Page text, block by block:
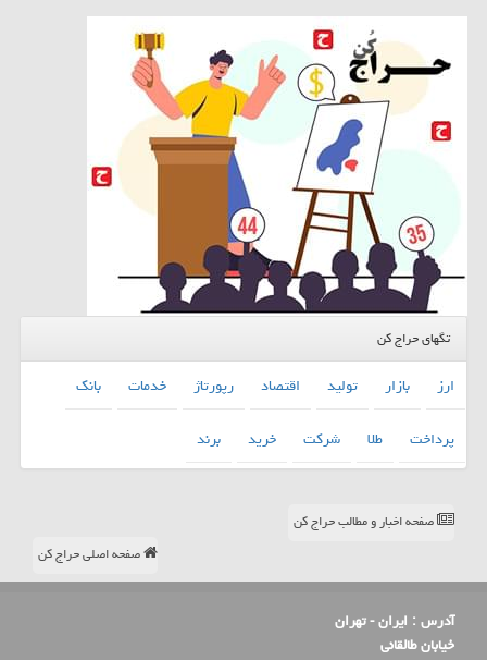
تگهای حراج کن
ارز بازار تولید اقتصاد رپورتاژ خدمات
بانك
پرداخت
طلا شركت خرید برند
صفحه اخبار و مطالب حراج کن
صفحه اصلی حراج کن
آدرس : ایران - تهران
خیابان طالقانی